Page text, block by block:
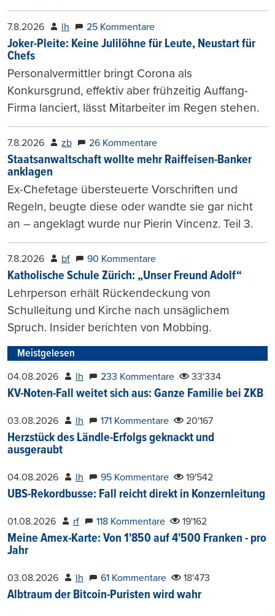
7.8.2026 lh 25 Kommentare
Joker-Pleite: Keine Julilöhne für Leute, Neustart für
Chefs
Personalvermittler bringt Corona als
Konkursgrund, effektiv aber frühzeitig Auffang-
Firma lanciert, lässt Mitarbeiter im Regen stehen.
7.8.2026 zb 26 Kommentare
Staatsanwaltschaft wollte mehr Raiffeisen-Banker
anklagen
Ex-Chefetage übersteuerte Vorschriften und
Regeln, beugte diese oder wandte sie gar nicht
an – angeklagt wurde nur Pierin Vincenz. Teil 3.
7.8.2026 bf 90 Kommentare
Katholische Schule Zürich: „Unser Freund Adolf“
Lehrperson erhält Rückendeckung von
Schulleitung und Kirche nach unsäglichem
Spruch. Insider berichten von Mobbing.
Meistgelesen
04.08.2026 lh 233 Kommentare 33'334
KV-Noten-Fall weitet sich aus: Ganze Familie bei ZKB
03.08.2026 lh 171 Kommentare 20'167
Herzstück des Ländle-Erfolgs geknackt und
ausgeraubt
04.08.2026 lh 95 Kommentare 19'542
UBS-Rekordbusse: Fall reicht direkt in Konzernleitung
01.08.2026 rf 118 Kommentare 19'162
Meine Amex-Karte: Von 1'850 auf 4'500 Franken - pro
Jahr
03.08.2026 lh 61 Kommentare 18'473
Albtraum der Bitcoin-Puristen wird wahr